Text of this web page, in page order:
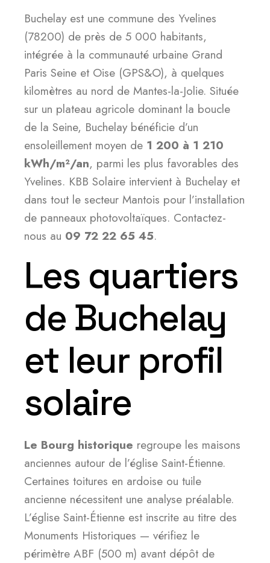
Buchelay est une commune des Yvelines
(78200) de près de 5 000 habitants,
intégrée à la communauté urbaine Grand
Paris Seine et Oise (GPS&O), à quelques
kilomètres au nord de Mantes-la-Jolie. Située
sur un plateau agricole dominant la boucle
de la Seine, Buchelay bénéficie d’un
ensoleillement moyen de 1 200 à 1 210
kWh/m²/an, parmi les plus favorables des
Yvelines. KBB Solaire intervient à Buchelay et
dans tout le secteur Mantois pour l’installation
de panneaux photovoltaïques. Contactez-
nous au 09 72 22 65 45.
Les quartiers
de Buchelay
et leur profil
solaire
Le Bourg historique regroupe les maisons
anciennes autour de l’église Saint-Étienne.
Certaines toitures en ardoise ou tuile
ancienne nécessitent une analyse préalable.
L’église Saint-Étienne est inscrite au titre des
Monuments Historiques — vérifiez le
périmètre ABF (500 m) avant dépôt de